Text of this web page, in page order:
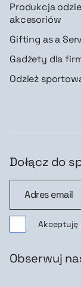
Produkcja
akcesoriów
Gifting as a
Gadżety dla
Odzież
Dołącz do
Akceptuję
Obserwuj